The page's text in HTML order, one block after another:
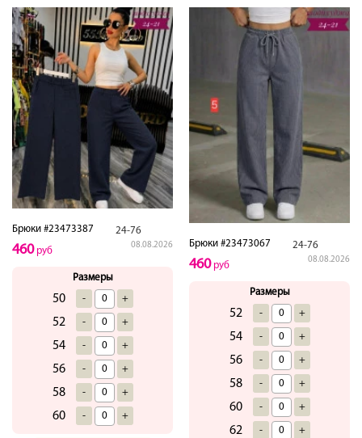
Брюки #23473387 24-76
08.08.2026
460руб
Размеры
50 - +
52 - +
54 - +
56 - +
58 - +
60 - +
Брюки #23473067 24-76
08.08.2026
460руб
Размеры
52 - +
54 - +
56 - +
58 - +
60 - +
62 - +